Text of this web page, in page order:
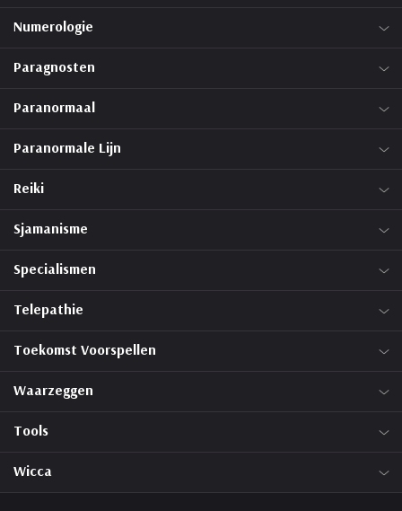
Numerologie
Paragnosten
Paranormaal
Paranormale Lijn
Reiki
Sjamanisme
Specialismen
Telepathie
Toekomst Voorspellen
Waarzeggen
Tools
Wicca